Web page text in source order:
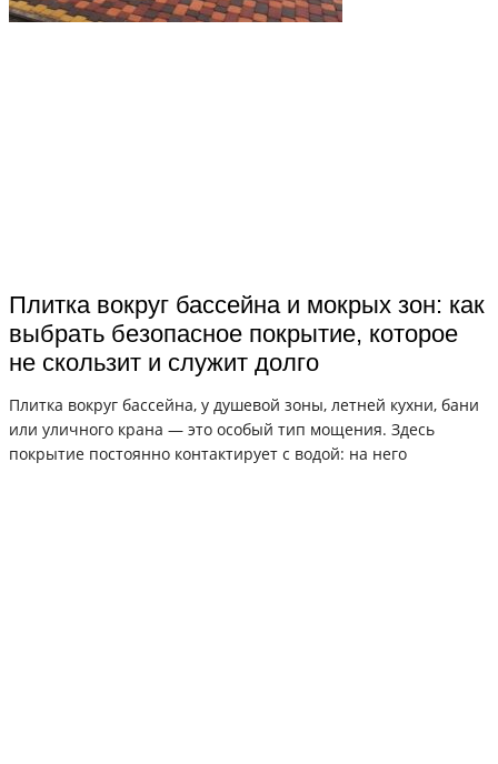
Плитка вокруг бассейна и мокрых зон: как
выбрать безопасное покрытие, которое
не скользит и служит долго
Плитка вокруг бассейна, у душевой зоны, летней кухни, бани
или уличного крана — это особый тип мощения. Здесь
покрытие постоянно контактирует с водой: на него